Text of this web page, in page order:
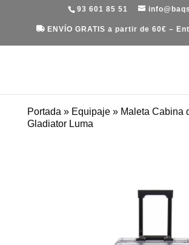
93 601 85 51
ENVÍO GRATIS a partir de 60€ –
Portada » Equipaje» Maleta Cabina
Gladiator Luma